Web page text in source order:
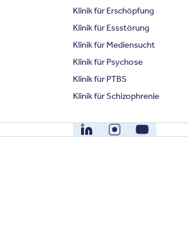
Klinik für Erschöpfung
Klinik für Essstörung
Klinik für Mediensucht
Klinik für Psychose
Klinik für PTBS
Klinik für Schizophrenie
LinkedIn InstagramYouTube